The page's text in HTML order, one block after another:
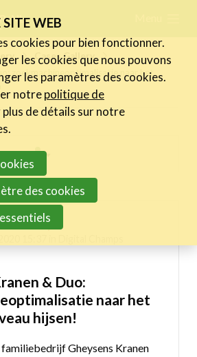
NL
Cases Gallery
zoekmachineoptimalisatie naar het
menu
Cases
make it fly
& Duo:
naar het
hijsen!
Gheysens Kranen
Actualités
Activités
Cases Gallery
Le Toolbox
Annuaire prestataires
A propos
SITE WEB
cookies pour bien fonctionner.
les cookies que nous pouvons
les paramètres des cookies.
notrepolitique de
plus de détails sur notre
des cookies